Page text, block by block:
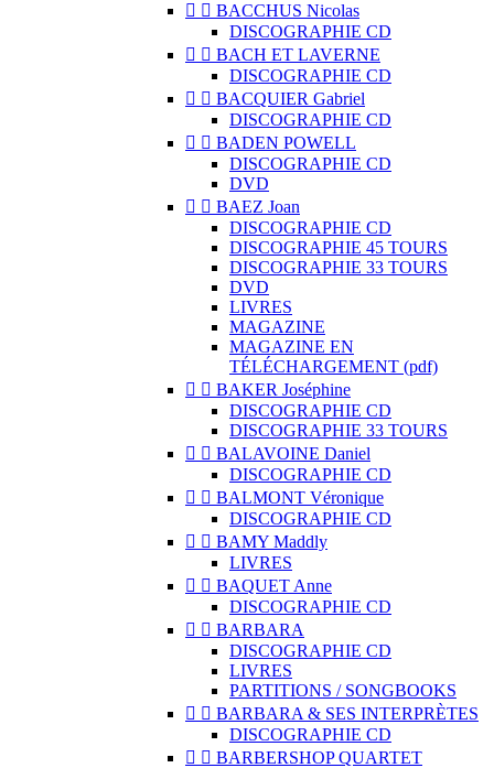
  BACCHUS Nicolas
DISCOGRAPHIE CD
  BACH ET LAVERNE
DISCOGRAPHIE CD
  BACQUIER Gabriel
DISCOGRAPHIE CD
  BADEN POWELL
DISCOGRAPHIE CD
DVD
  BAEZ Joan
DISCOGRAPHIE CD
DISCOGRAPHIE 45 TOURS
DISCOGRAPHIE 33 TOURS
DVD
LIVRES
MAGAZINE
MAGAZINE EN
TÉLÉCHARGEMENT (pdf)
  BAKER Joséphine
DISCOGRAPHIE CD
DISCOGRAPHIE 33 TOURS
  BALAVOINE Daniel
DISCOGRAPHIE CD
  BALMONT Véronique
DISCOGRAPHIE CD
  BAMY Maddly
LIVRES
  BAQUET Anne
DISCOGRAPHIE CD
  BARBARA
DISCOGRAPHIE CD
LIVRES
PARTITIONS / SONGBOOKS
  BARBARA & SES INTERPRÈTES
DISCOGRAPHIE CD
  BARBERSHOP QUARTET